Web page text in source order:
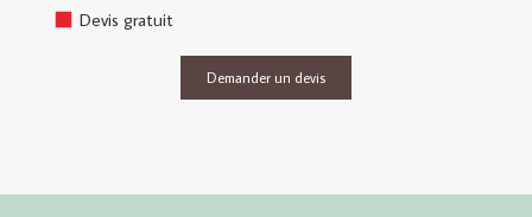
Devis gratuit
Demander un devis